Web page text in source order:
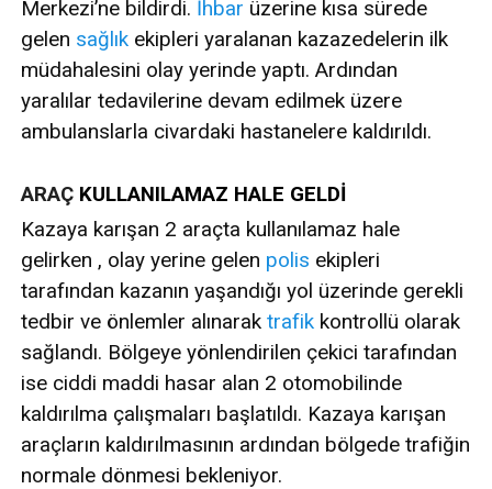
Merkezi’ne bildirdi. İhbar üzerine kısa sürede
gelen sağlık ekipleri yaralanan kazazedelerin ilk
müdahalesini olay yerinde yaptı. Ardından
yaralılar tedavilerine devam edilmek üzere
ambulanslarla civardaki hastanelere kaldırıldı.
ARAÇ KULLANILAMAZ HALE GELDİ
Kazaya karışan 2 araçta kullanılamaz hale
gelirken , olay yerine gelen polis ekipleri
tarafından kazanın yaşandığı yol üzerinde gerekli
tedbir ve önlemler alınarak trafik kontrollü olarak
sağlandı. Bölgeye yönlendirilen çekici tarafından
ise ciddi maddi hasar alan 2 otomobilinde
kaldırılma çalışmaları başlatıldı. Kazaya karışan
araçların kaldırılmasının ardından bölgede trafiğin
normale dönmesi bekleniyor.